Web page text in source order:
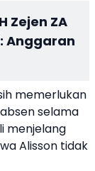
Zejen ZA
Anggaran
memerlukan
selama
menjelang
Alisson tidak